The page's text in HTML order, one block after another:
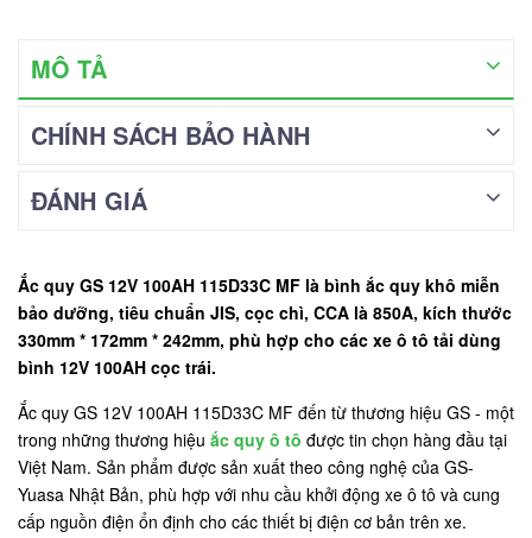
MÔ TẢ
CHÍNH SÁCH BẢO HÀNH
ĐÁNH GIÁ
Ắc quy GS 12V 100AH 115D33C MF là bình ắc quy khô miễn
bảo dưỡng, tiêu chuẩn JIS, cọc chì, CCA là 850A, kích thước
330mm * 172mm * 242mm, phù hợp cho các xe ô tô tải dùng
bình 12V 100AH cọc trái.
Ắc quy GS 12V 100AH 115D33C MF đến từ thương hiệu GS - một
trong những thương hiệu ắc quy ô tô được tin chọn hàng đầu tại
Việt Nam. Sản phẩm được sản xuất theo công nghệ của GS-
Yuasa Nhật Bản, phù hợp với nhu cầu khởi động xe ô tô và cung
cấp nguồn điện ổn định cho các thiết bị điện cơ bản trên xe.